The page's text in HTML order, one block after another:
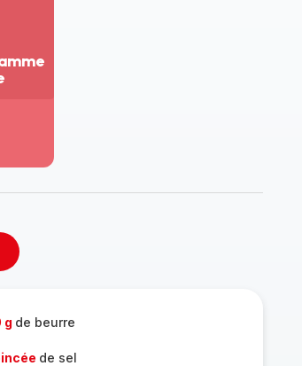
g de beurre
de sel